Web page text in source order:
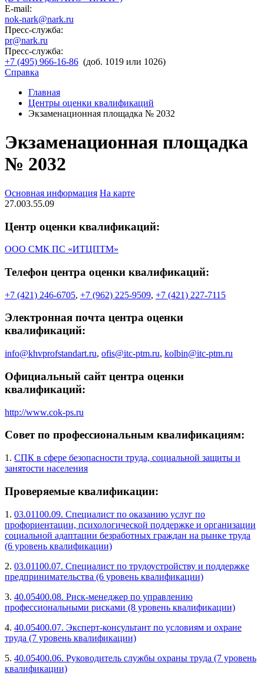
E-mail:
nok-nark@nark.ru
Пресс-служба:
pr@nark.ru
Пресс-служба:
+7 (495) 966-16-86 (доб. 1019 или 1026)
Справка
Главная
Центры оценки квалификаций
Экзаменационная площадка № 2032
Экзаменационная площадка
№ 2032
Основная информация На карте
27.003.55.09
Центр оценки квалификаций:
ООО СМК ПС «ИТЦПТМ»
Телефон центра оценки квалификаций:
+7 (421) 246-6705, +7 (962) 225-9509, +7 (421) 227-7115
Электронная почта центра оценки
квалификаций:
info@khvprofstandart.ru, ofis@itc-ptm.ru, kolbin@itc-ptm.ru
Официальный сайт центра оценки
квалификаций:
http://www.cok-ps.ru
Совет по профессиональным квалификациям:
1. СПК в сфере безопасности труда, социальной защиты и
занятости населения
Проверяемые квалификации:
1. 03.01100.09. Специалист по оказанию услуг по
профориентации, психологической поддержке и организации
социальной адаптации безработных граждан на рынке труда
(6 уровень квалификации)
2. 03.01100.07. Специалист по трудоустройству и поддержке
предпринимательства (6 уровень квалификации)
3. 40.05400.08. Риск-менеджер по управлению
профессиональными рисками (8 уровень квалификации)
4. 40.05400.07. Эксперт-консультант по условиям и охране
труда (7 уровень квалификации)
5. 40.05400.06. Руководитель службы охраны труда (7 уровень
квалификации)